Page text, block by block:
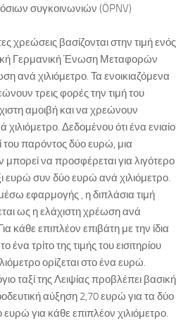
συγκοινωνιών (ÖPNV)
χρεώσεις βασίζονται στην τιμή ενός
Γερμανική Ένωση Μεταφορών
ανά χιλιόμετρο. Τα ενοικιαζόμενα
τρεις φορές την τιμή του
αμοιβή και να χρεώνουν
Δεδομένου ότι ένα ενιαίο
του παρόντος δύο ευρώ, μια
μπορεί να προσφέρεται για λιγότερο
ευρώ συν δύο ευρώ ανά χιλιόμετρο.
εφαρμογής , η διπλάσια τιμή
ως η ελάχιστη χρέωση ανά
κάθε επιπλέον επιβάτη με την ίδια
ένα τρίτο της τιμής του εισιτηρίου
ορίζεται στο ένα ευρώ.
ταξί της Λειψίας προβλέπει βασική
αύξηση 2,70 ευρώ για τα δύο
για κάθε επιπλέον χιλιόμετρο.